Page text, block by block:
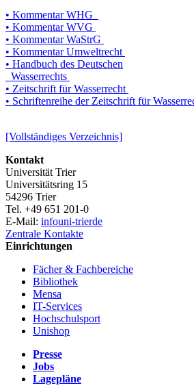
• Kommentar WHG
• Kommentar WVG
• Kommentar WaStrG
• Kommentar Umweltrecht
• Handbuch des Deutschen
Wasserrechts
• Zeitschrift für Wasserrecht
• Schriftenreihe der Zeitschrift für
[Vollständiges Verzeichnis]
Kontakt
Universität Trier
Universitätsring 15
54296 Trier
Tel. +49 651 201-0
E-Mail: infouni-trierde
Zentrale Kontakte
Einrichtungen
Fächer & Fachbereiche
Bibliothek
Mensa
IT-Services
Hochschulsport
Unishop
Presse
Jobs
Lagepläne